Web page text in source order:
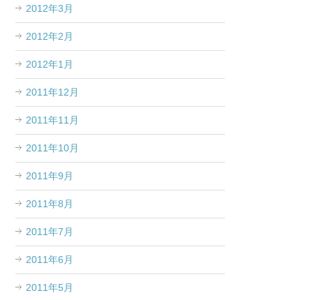
2012年3月
2012年2月
2012年1月
2011年12月
2011年11月
2011年10月
2011年9月
2011年8月
2011年7月
2011年6月
2011年5月